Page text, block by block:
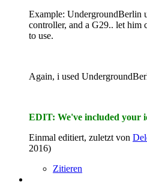
Example: UndergroundBerlin
controller, and a G29.. let him
to use.
Again, i used
EDIT: We've included your
Einmal editiert, zuletzt von
2016)
Zitieren